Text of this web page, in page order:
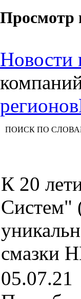
Просмотр
Новости
регионов
ПОИСК ПО
К 20
Систем"
смазки
05.07.21